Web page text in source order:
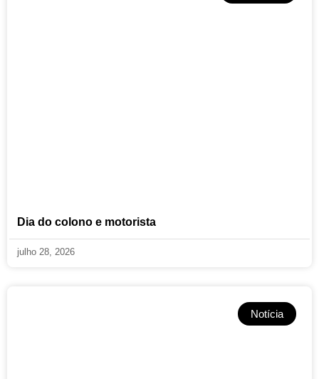
Dia do colono e motorista
julho 28, 2026
Notícia